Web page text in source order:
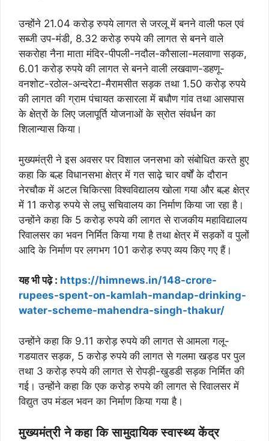
उन्होंने 21.04 करोड़ रुपये लागत से जरलू में बनने वाली फल एवं
सब्जी उप-मंडी, 8.32 करोड़ रुपये की लागत से बनने वाले
सकरोहा नैना माता मंदिर-पीपली-नदौल-कौसाला-मलवाणा सड़क,
6.01 करोड़ रुपये की लागत से बनने वाली लखवाण-डहणू-
वनशोट-रठोल-अन्दरेटा-मैरामसीत सड़क तथा 1.50 करोड़ रुपये
की लागत की ग्राम पंचायत कसारला में बधौण गांव तथा आसपास
के क्षेत्रों के लिए जलापूर्ति योजनाओं के स्रोत संवर्धन का
शिलान्यास किया।
मुख्यमंत्री ने इस अवसर पर विशाल जनसभा को संबोधित करते हुए
कहा कि बल्ह विधानसभा क्षेत्र में गत साढ़े चार वर्षों के दौरान
नेरचौक में अटल चिकित्सा विश्वविद्यालय खोला गया और बल्ह क्षेत्र
में 11 करोड़ रुपये से लघु सचिवालय का निर्माण किया जा रहा है।
उन्होंने कहा कि 5 करोड़ रुपये की लागत से राजकीय महाविद्यालय
रिवालसर का भवन निर्मित किया गया है तथा क्षेत्र में सड़कों व पुलों
आदि के निर्माण पर लगभग 101 करोड़ रुपए व्यय किए गए हैं।
यह भी पढ़े : https://himnews.in/148-crore-
rupees-spent-on-kamlah-mandap-drinking-
water-scheme-mahendra-singh-thakur/
उन्होंने कहा कि 9.11 करोड़ रुपये की लागत से आमला गलू-
गडयातर सड़क, 5 करोड़ रुपये की लागत से गलमा खड्ड पर पुल
तथा 3 करोड़ रुपये की लागत से रोपड़ी-खुडडी सड़क निर्मित की
गई। उन्होंने कहा कि एक करोड़ रुपये की लागत से रिवालसर में
विद्युत उप मंडल भवन का निर्माण किया गया है।
मुख्यमंत्री ने कहा कि सामुदायिक स्वास्थ्य केंद्र